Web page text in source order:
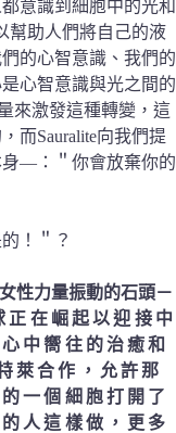
意識到細胞中的光和
幫助人們將自己的液
的心智意識、我們的
心智意識與光之間的
來激發這種轉變，這
而Sauralite向我們提
—：＂你會放棄你的
！＂？
性力量振動的石頭－
正在崛起以迎接中
中嚮往的治癒和
萊合作，允許那
一個細胞打開了
人這樣做，更多